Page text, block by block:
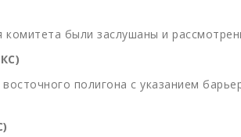
комитета были заслушаны и
полигона с указанием